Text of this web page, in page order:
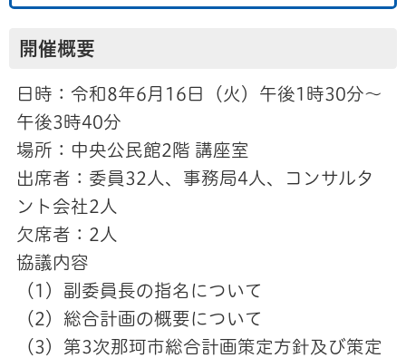
開催概要
日時：令和8年6月16日（火）午後1時30分～
午後3時40分
場所：中央公民館2階 講座室
出席者：委員32人、事務局4人、コンサルタ
ント会社2人
欠席者：2人
協議内容
（1）副委員長の指名について
（2）総合計画の概要について
（3）第3次那珂市総合計画策定方針及び策定